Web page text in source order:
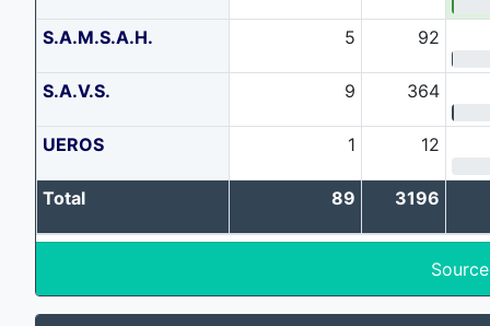
S.A.M.S.A.H. 5 92
S.A.V.S. 9 364
UEROS 1 12
Total 89 3196